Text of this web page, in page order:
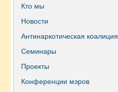
Кто мы
Новости
Антинаркотическая коалиция
Семинары
Проекты
Конференции мэров